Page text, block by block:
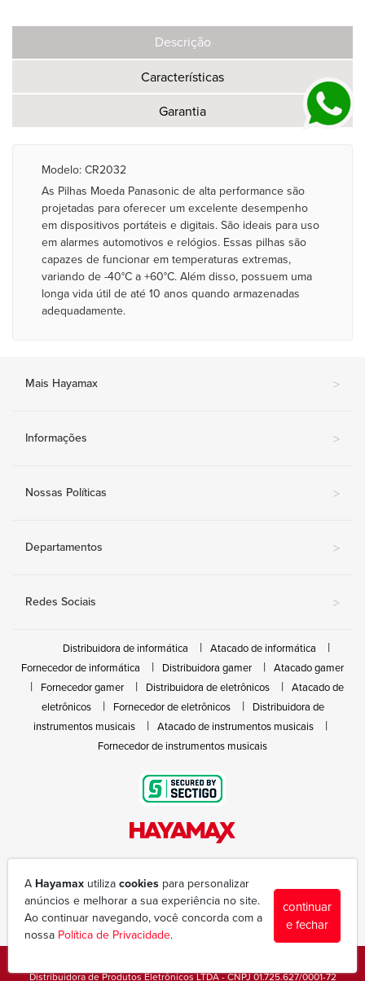
Descrição
Características
Garantia
Modelo: CR2032
As Pilhas Moeda Panasonic de alta performance são
projetadas para oferecer um excelente desempenho
em dispositivos portáteis e digitais. São ideais para uso
em alarmes automotivos e relógios. Essas pilhas são
capazes de funcionar em temperaturas extremas,
variando de -40°C a +60°C. Além disso, possuem uma
longa vida útil de até 10 anos quando armazenadas
adequadamente.
Mais Hayamax >
Informações >
Nossas Políticas >
Departamentos >
Redes Sociais >
Distribuidora de informática
Atacado de informática
Fornecedor de informática
Distribuidora gamer
Atacado gamer
Fornecedor gamer
Distribuidora de eletrônicos
Atacado de
eletrônicos
Fornecedor de eletrônicos
Distribuidora de
instrumentos musicais
Atacado de instrumentos musicais
Fornecedor de instrumentos musicais
(43) 3377-6600
hayamax@hayamax.com.br
Segunda à sexta das 8:00 às 18:00
Distribuidora de Produtos Eletrônicos LTDA - CNPJ 01.725.627/0001-72
A Hayamax utiliza cookies para personalizar
anúncios e melhorar a sua experiência no site.
Ao continuar navegando, você concorda com a
nossa Política de Privacidade.
continuar
e fechar